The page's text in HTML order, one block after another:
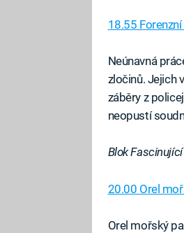
18.55
Neúnavná
zločinů. Jejich
záběry z
neopustí
Blok
20.00 Orel
Orel mořský